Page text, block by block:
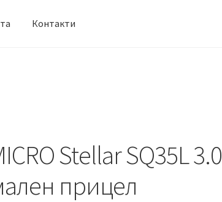
Контакти
Stellar SQ35L 3.0
прицел